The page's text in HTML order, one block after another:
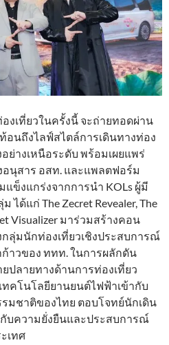
งเที่ยวในครั้งนี้ จะถ่ายทอดผ่าน
อนถึงไลฟ์สไตล์การเดินทางท่อง
ย่างเหนือระดับ พร้อมเผยแพร่
นุสาร อสท. และแพลตฟอร์ม
ข็งแกร่งจากการนำ KOLs ผู้มี
ด้แก่ The Zecret Revealer, The
Visualizer มาร่วมสร้างคอน
กลุ่มนักท่องเที่ยวเชิงประสบการณ์
าวของ ททท. ในการผลักดัน
ปลายทางด้านการท่องเที่ยว
คโนโลยียานยนต์ไฟฟ้าเข้ากับ
ชาติของไทย ตอบโจทย์นักเดิน
ความยั่งยืนและประสบการณ์
เทศ